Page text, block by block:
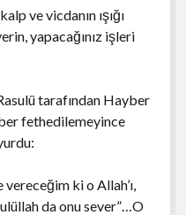
ve vicdanın ışığı
yapacağınız işleri
tarafından Hayber
fethedilemeyince
ki o Allah’ı,
da onu sever”…O